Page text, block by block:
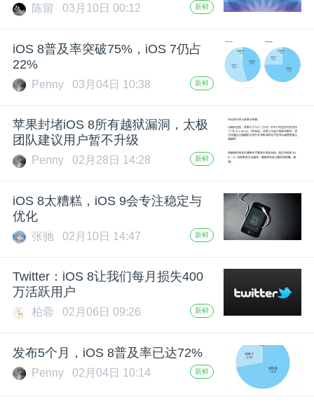
心
GAIR
题
陈留 03月10日 00:12 新鲜
iOS 8普及率突破75%，iOS 7仍占
22%
Penny 03月04日 10:38 新鲜
苹果封堵iOS 8所有越狱漏洞，太极
团队建议用户暂不升级
Penny 02月28日 14:28 新鲜
iOS 8太糟糕，iOS 9会专注稳定与
优化
张驰 02月10日 14:47 新鲜
Twitter：iOS 8让我们每月损失400
万活跃用户
柏蓉 02月06日 09:26 新鲜
发布5个月，iOS 8普及率已达72%
Penny 02月04日 10:14 新鲜